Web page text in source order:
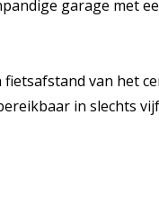
garage met
van het
in slechts